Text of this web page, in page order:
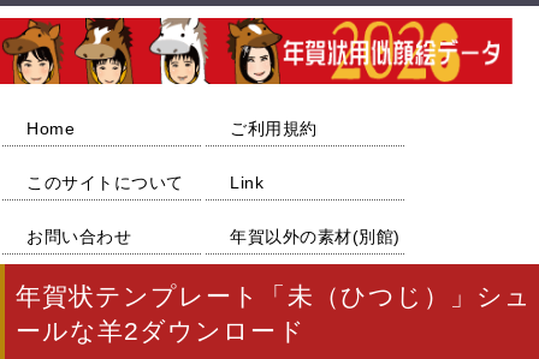
Home ご利用規約
このサイトについて Link
お問い合わせ 年賀以外の素材(別館)
年賀状テンプレート「未（ひつじ）」シュ
ールな羊2ダウンロード